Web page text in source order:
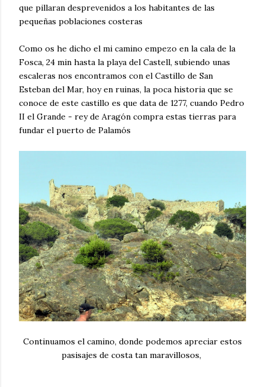
que pillaran desprevenidos a los habitantes de las
pequeñas poblaciones costeras
Como os he dicho el mi camino empezo en la cala de la
Fosca, 24 min hasta la playa del Castell, subiendo unas
escaleras nos encontramos con el Castillo de San
Esteban del Mar, hoy en ruinas, la poca historia que se
conoce de este castillo es que data de 1277, cuando Pedro
II el Grande - rey de Aragón compra estas tierras para
fundar el puerto de Palamós
Continuamos el camino, donde podemos apreciar estos
pasisajes de costa tan maravillosos,